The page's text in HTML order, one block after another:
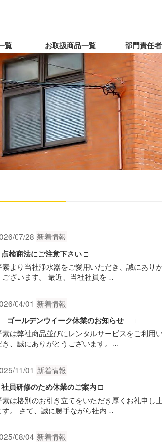
覧 お取扱商品一覧 部門責任
07/28 新着情報
点検商法にご注意下さい □
素より当社浄水器をご愛用いただき、誠にあり
ございます。 最近、当社社員を…
04/01 新着情報
ゴールデンウイーク休業のお知らせ □
素は弊社商品並びにレンタルサービスをご利用
き、誠にありがとうございます。…
11/01 新着情報
社員研修のため休業のご案内 □
素は格別のお引き立てをいただき厚くお礼申し
す。 さて、誠に勝手ながら社内…
08/04 新着情報